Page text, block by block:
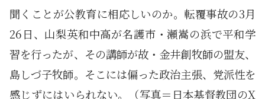
聞くことが公教育に相応しいのか。転覆事故の3月
26日、山梨英和中高が名護市・瀬嵩の浜で平和学
習を行ったが、その講師が故・金井創牧師の盟友、
島しづ子牧師。そこには偏った政治主張、党派性を
感じずにはいられない。（写真＝日本基督教団のX